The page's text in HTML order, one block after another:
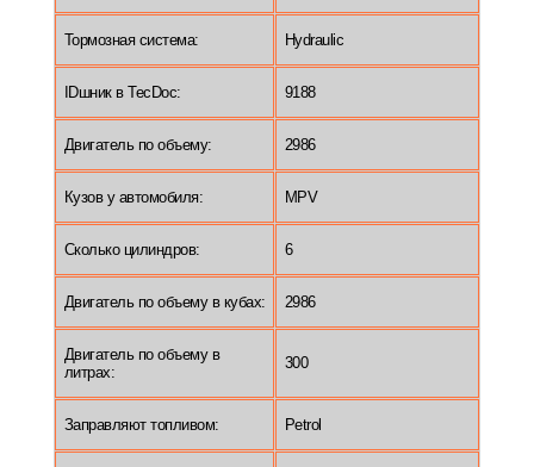
Тормозная система: Hydraulic
IDшник в TecDoc: 9188
Двигатель по объему: 2986
Кузов у автомобиля: MPV
Сколько цилиндров: 6
Двигатель по объему в кубах: 2986
Двигатель по объему в
литрах:
300
Заправляют топливом: Petrol